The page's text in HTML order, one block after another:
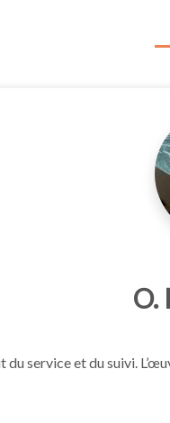
O.
du service et du suivi.